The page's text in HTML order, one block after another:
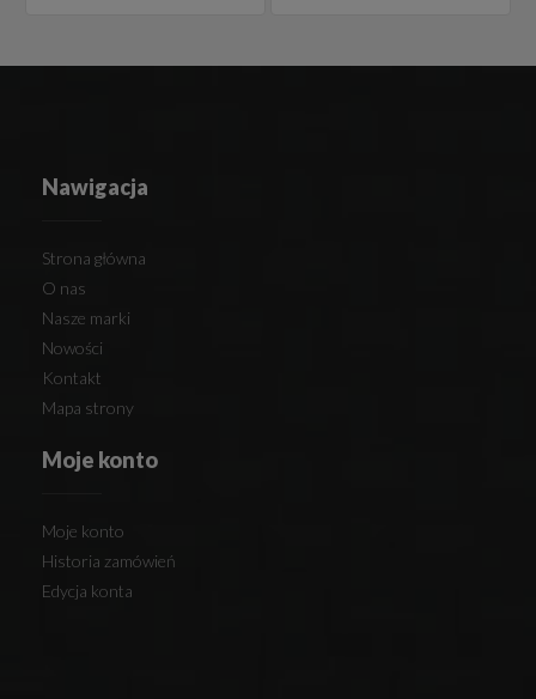
Nawigacja
Strona główna
O nas
Nasze marki
Nowości
Kontakt
Mapa strony
Moje konto
Moje konto
Historia zamówień
Edycja konta